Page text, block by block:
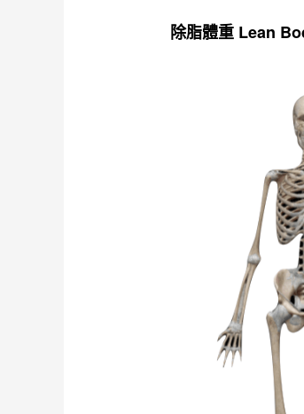
除脂體重 Lean